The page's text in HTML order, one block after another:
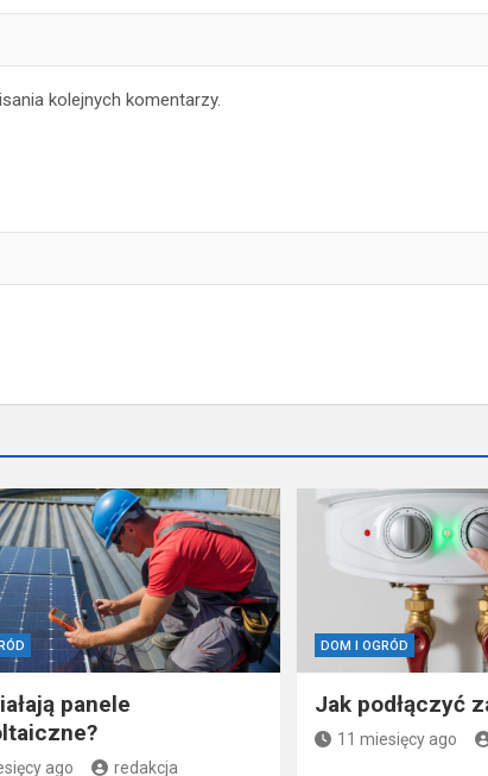
kolejnych komentarzy.
panele
ago redakcja
DOM I OGRÓD
Jak podłączyć
11 miesięcy ago